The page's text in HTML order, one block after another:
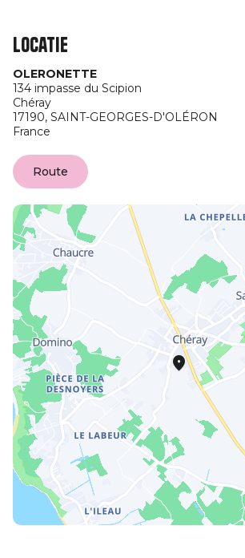
Locatie
OLERONETTE
134 impasse du Scipion
Chéray
17190, SAINT-GEORGES-D'OLÉRON
France
Route